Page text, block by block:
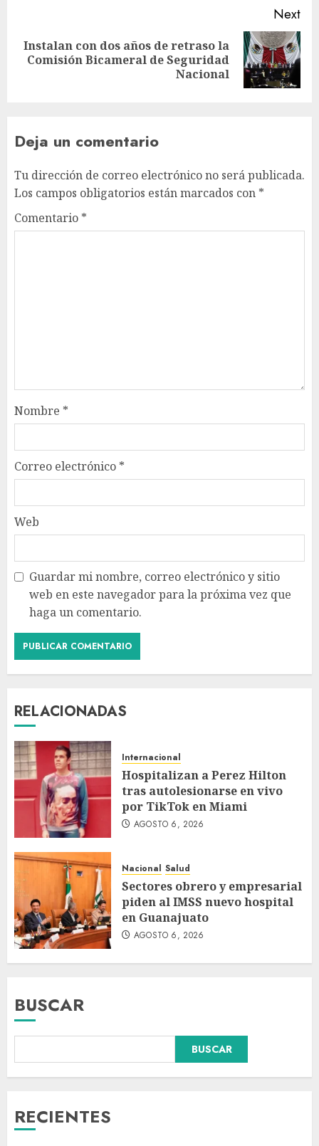
Next
Instalan con dos años de retraso la
Comisión Bicameral de Seguridad
Nacional
Deja un comentario
Tu dirección de correo electrónico no será publicada.
Los campos obligatorios están marcados con *
Comentario *
Nombre *
Correo electrónico *
Web
Guardar mi nombre, correo electrónico y sitio
web en este navegador para la próxima vez que
haga un comentario.
RELACIONADAS
Internacional
Hospitalizan a Perez Hilton
tras autolesionarse en vivo
por TikTok en Miami
AGOSTO 6, 2026
Nacional Salud
Sectores obrero y empresarial
piden al IMSS nuevo hospital
en Guanajuato
AGOSTO 6, 2026
BUSCAR
BUSCAR
RECIENTES
3
Sin información disponible